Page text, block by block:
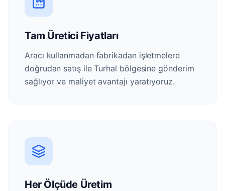
Tam Üretici Fiyatları
Aracı kullanmadan fabrikadan işletmelere
doğrudan satış ile Turhal bölgesine gönderim
sağlıyor ve maliyet avantajı yaratıyoruz.
Her Ölçüde Üretim